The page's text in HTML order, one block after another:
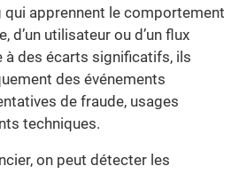
qui apprennent le comportement
d’un utilisateur ou d’un flux
à des écarts significatifs, ils
des événements
de fraude, usages
techniques.
on peut détecter les